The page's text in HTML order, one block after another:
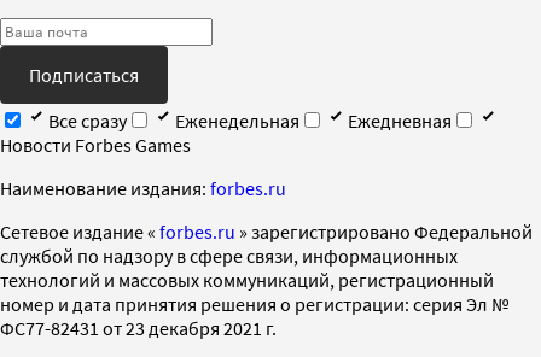
Подписаться
Все сразу
Еженедельная
Ежедневная
Новости Forbes Games
Наименование издания: forbes.ru
Cетевое издание « forbes.ru » зарегистрировано Федеральной
службой по надзору в сфере связи, информационных
технологий и массовых коммуникаций, регистрационный
номер и дата принятия решения о регистрации: серия Эл №
ФС77-82431 от 23 декабря 2021 г.